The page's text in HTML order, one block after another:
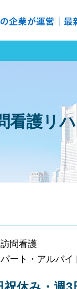
護リ
訪問看護
パート・アルバイ